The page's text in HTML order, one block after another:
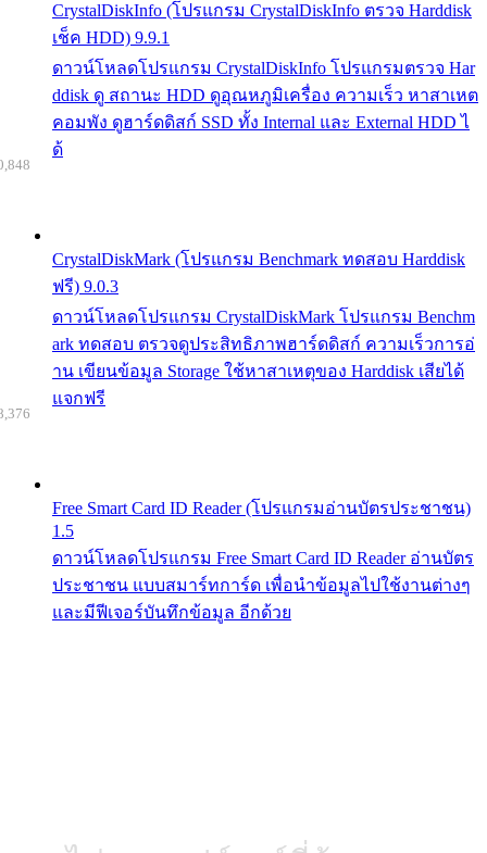
CrystalDiskInfo (โปรแกรม CrystalDiskInfo ตรวจ Harddisk
เช็ค HDD) 9.9.1
ดาวน์โหลดโปรแกรม CrystalDiskInfo โปรแกรมตรวจ Har
ddisk ดู สถานะ HDD ดูอุณหภูมิเครื่อง ความเร็ว หาสาเหต
คอมพัง ดูฮาร์ดดิสก์ SSD ทั้ง Internal และ External HDD ไ
ด้
CrystalDiskMark (โปรแกรม Benchmark ทดสอบ Harddisk
ฟรี) 9.0.3
ดาวน์โหลดโปรแกรม CrystalDiskMark โปรแกรม Benchm
ark ทดสอบ ตรวจดูประสิทธิภาพฮาร์ดดิสก์ ความเร็วการอ่
าน เขียนข้อมูล Storage ใช้หาสาเหตุของ Harddisk เสียได้
แจกฟรี
Free Smart Card ID Reader (โปรแกรมอ่านบัตรประชาชน)
1.5
ดาวน์โหลดโปรแกรม Free Smart Card ID Reader อ่านบัตร
ประชาชน แบบสมาร์ทการ์ด เพื่อนำข้อมูลไปใช้งานต่างๆ
และมีฟีเจอร์บันทึกข้อมูล อีกด้วย